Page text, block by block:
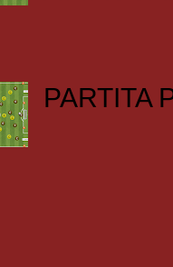
PARTITA